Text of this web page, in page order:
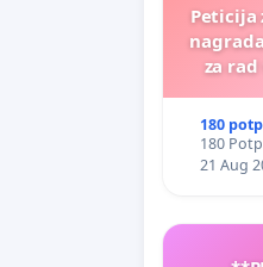
Peticija
za
180
180
21 Aug